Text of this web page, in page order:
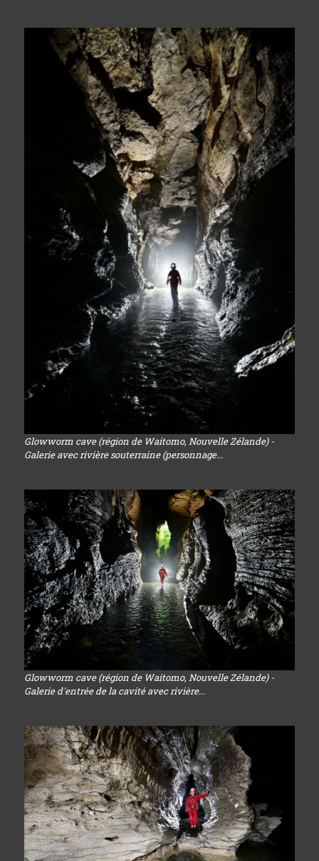
Glowworm cave (région de Waitomo, Nouvelle Zélande) -
Galerie avec rivière souterraine (personnage...
Glowworm cave (région de Waitomo, Nouvelle Zélande) -
Galerie d'entrée de la cavité avec rivière...